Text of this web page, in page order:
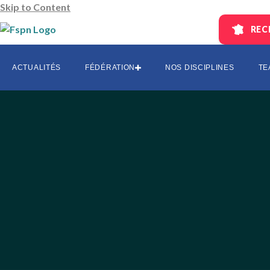
Skip to Content
ACTUALITÉS FÉDÉRATION NOS DISCIPLINES